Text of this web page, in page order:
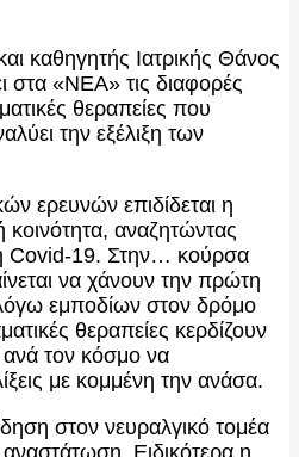
καθηγητής Ιατρικής Θάνος
στα «ΝΕΑ» τις διαφορές
θεραπείες που
την εξέλιξη των
ερευνών επιδίδεται η
κοινότητα, αναζητώντας
Covid-19. Στην… κούρσα
να χάνουν την πρώτη
εμποδίων στον δρόμο
θεραπείες κερδίζουν
ανά τον κόσμο να
με κομμένη την ανάσα.
στον νευραλγικό τομέα
Ειδικότερα η